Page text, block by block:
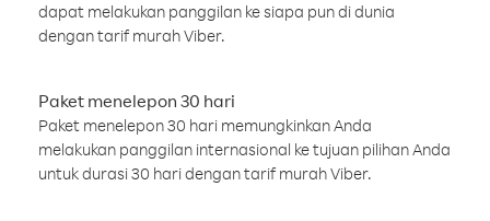
dapat melakukan panggilan ke siapa pun di dunia
dengan tarif murah Viber.
Paket menelepon 30 hari
Paket menelepon 30 hari memungkinkan Anda
melakukan panggilan internasional ke tujuan pilihan Anda
untuk durasi 30 hari dengan tarif murah Viber.